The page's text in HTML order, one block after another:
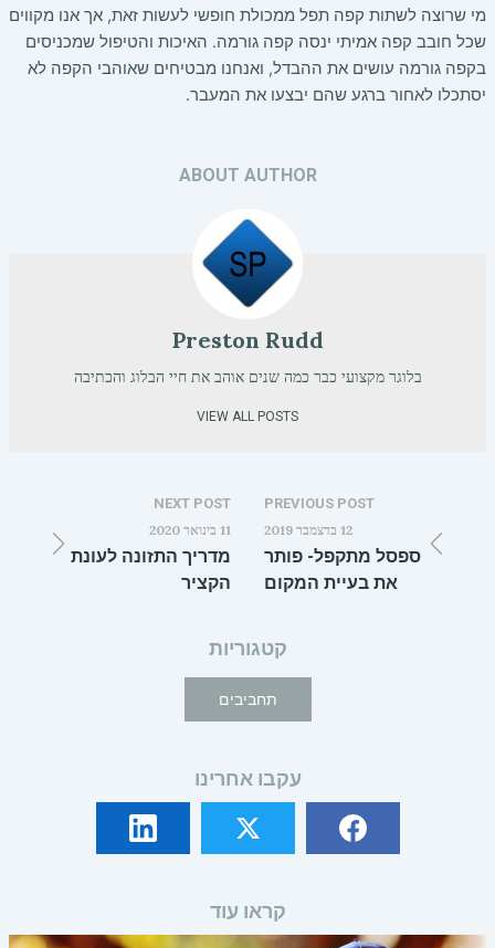
מי שרוצה לשתות קפה תפל ממכולת חופשי לעשות זאת, אך אנו מקווים
שכל חובב קפה אמיתי ינסה קפה גורמה. האיכות והטיפול שמכניסים
בקפה גורמה עושים את ההבדל, ואנחנו מבטיחים שאוהבי הקפה לא
יסתכלו לאחור ברגע שהם יבצעו את המעבר.
ABOUT AUTHOR
Preston Rudd
בלוגר מקצועי כבר כמה שנים אוהב את חיי הבלוג והכתיבה
VIEW ALL POSTS
PREVIOUS POST
12 בדצמבר 2019
ספסל מתקפל- פותר
את בעיית המקום
NEXT POST
11 בינואר 2020
מדריך התזונה לעונת
הקציר
קטגוריות
תחביבים
עקבו אחרינו
קראו עוד